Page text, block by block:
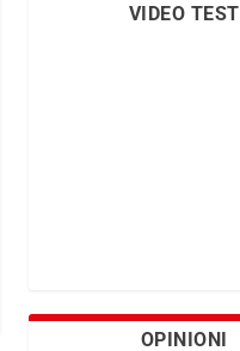
VIDEO TEST
OPINIONI